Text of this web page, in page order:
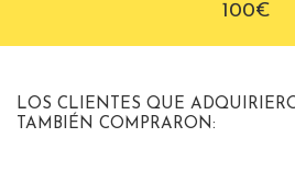
100€
LOS CLIENTES QUE
TAMBIÉN COMPRARON: